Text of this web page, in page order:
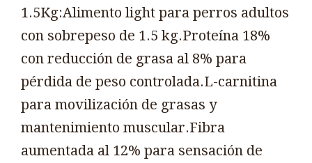
1.5Kg:Alimento light para perros adultos
con sobrepeso de 1.5 kg.Proteína 18%
con reducción de grasa al 8% para
pérdida de peso controlada.L-carnitina
para movilización de grasas y
mantenimiento muscular.Fibra
aumentada al 12% para sensación de